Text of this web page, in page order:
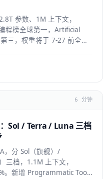
参数、1M 上下文，
程榜全球第一，Artificial
三，权重将于 7-27 前全部
6 分钟
Sol / Terra / Luna 三档
，分 Sol（旗舰）/
三档，1.1M 上下文，
。新增 Programmatic Tool